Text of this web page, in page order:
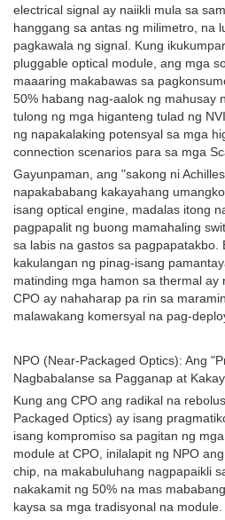
electrical signal ay naiikli mula sa
hanggang sa antas ng milimetro, na
pagkawala ng signal. Kung
pluggable optical module, ang mga
maaaring makabawas sa
50% habang nag-aalok ng mahusay
tulong ng mga higanteng tulad ng
ng napakalaking potensyal sa mga
connection scenarios para sa mga
Gayunpaman, ang "sakong ni
napakababang kakayahang
isang optical engine, madalas itong
pagpapalit ng buong mamahaling
sa labis na gastos sa pagpapatakbo.
kakulangan ng pinag-isang
matinding mga hamon sa thermal ay
CPO ay nahaharap pa rin sa
malawakang komersyal na pag-
NPO (Near-Packaged Optics): Ang
Nagbabalanse sa Pagganap at
Kung ang CPO ang radikal na
Packaged Optics) ay isang
isang kompromiso sa pagitan ng
module at CPO, inilalapit ng NPO
chip, na makabuluhang nagpapaikli
nakakamit ng 50% na mas
kaysa sa mga tradisyonal na module.